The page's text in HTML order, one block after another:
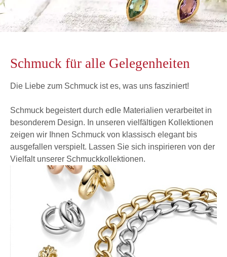
Schmuck für alle Gelegenheiten
Die Liebe zum Schmuck ist es, was uns fasziniert!
Schmuck begeistert durch edle Materialien verarbeitet in
besonderem Design. In unseren vielfältigen Kollektionen
zeigen wir Ihnen Schmuck von klassisch elegant bis
ausgefallen verspielt. Lassen Sie sich inspirieren von der
Vielfalt unserer Schmuckkollektionen.